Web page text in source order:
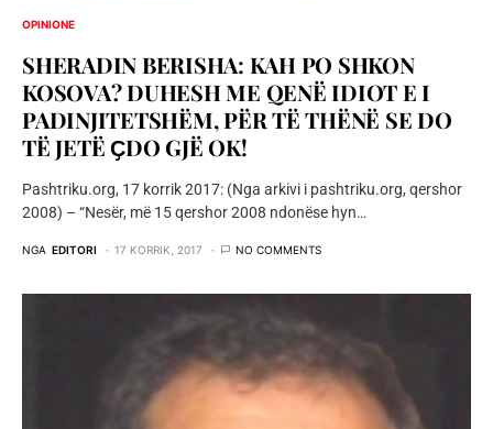
OPINIONE
SHERADIN BERISHA: KAH PO SHKON
KOSOVA? DUHESH ME QENË IDIOT E I
PADINJITETSHËM, PËR TË THËNË SE DO
TË JETË ҪDO GJË OK!
Pashtriku.org, 17 korrik 2017: (Nga arkivi i pashtriku.org, qershor
2008) – “Nesër, më 15 qershor 2008 ndonëse hyn…
NGA EDITORI 17 KORRIK, 2017 NO COMMENTS